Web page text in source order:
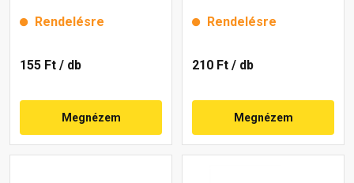
Rendelésre
155 Ft / db
Megnézem
Rendelésre
210 Ft / db
Megnézem